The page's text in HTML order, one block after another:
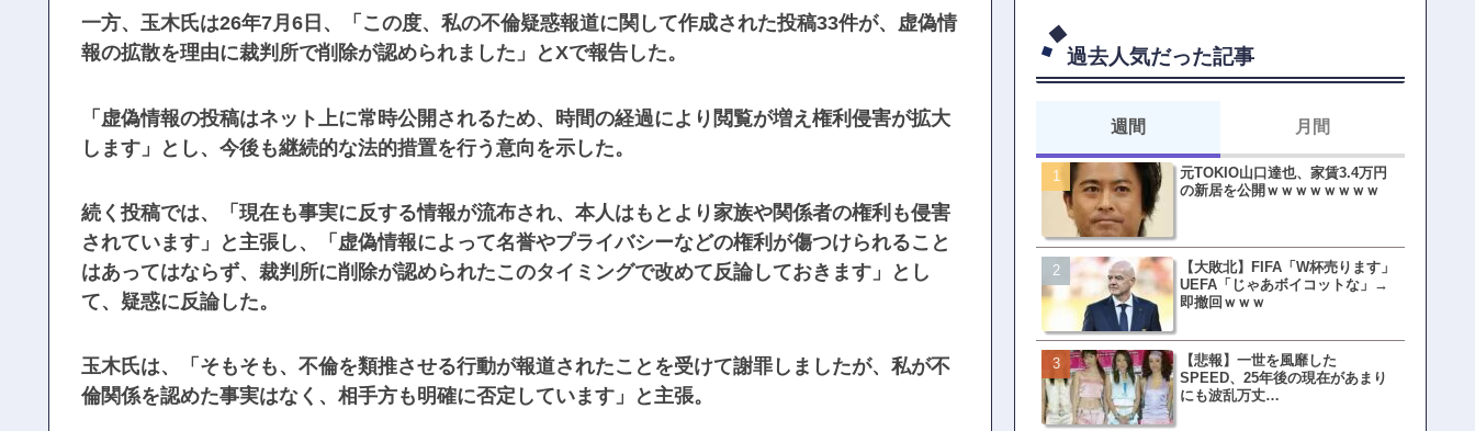
一方、玉木氏は26年7月6日、「この度、私の不倫疑惑報道に関して作成された投稿33件が、虚偽情
報の拡散を理由に裁判所で削除が認められました」とXで報告した。
「虚偽情報の投稿はネット上に常時公開されるため、時間の経過により閲覧が増え権利侵害が拡大
します」とし、今後も継続的な法的措置を行う意向を示した。
続く投稿では、「現在も事実に反する情報が流布され、本人はもとより家族や関係者の権利も侵害
されています」と主張し、「虚偽情報によって名誉やプライバシーなどの権利が傷つけられること
はあってはならず、裁判所に削除が認められたこのタイミングで改めて反論しておきます」とし
て、疑惑に反論した。
玉木氏は、「そもそも、不倫を類推させる行動が報道されたことを受けて謝罪しましたが、私が不
倫関係を認めた事実はなく、相手方も明確に否定しています」と主張。
過去人気だった記事
週間
元TOKIO山口達也、家賃3.4万円
の新居を公開ｗｗｗｗｗｗｗｗ
【大敗北】FIFA「W杯売ります」
UEFA「じゃあボイコットな」→
即撤回ｗｗｗ
【悲報】一世を風靡した
SPEED、25年後の現在があまり
にも波乱万丈…
月間
【悲報】東京着く前にHP尽
方民ｗｗｗ移動だけで瀕死
【ファーw】水着女子さん
オッサン盗撮してる…通報
皇族確保策、天皇陛下の一
界ピリつくｗｗｗ